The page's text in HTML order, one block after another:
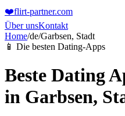
❤️flirt-partner.com
Über unsKontakt
Home/de/Garbsen, Stadt
📱 Die besten Dating-Apps
Beste Dating
in Garbsen,